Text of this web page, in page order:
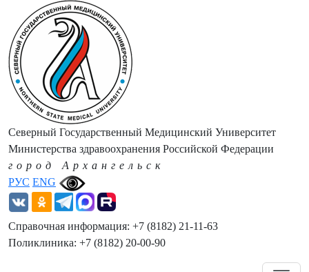
РУС ENG
Северный Государственный Медицинский Университет
Министерства здравоохранения Российской Федерации
город Архангельск
Справочная информация: +7 (8182) 21-11-63
Поликлиника: +7 (8182) 20-00-90